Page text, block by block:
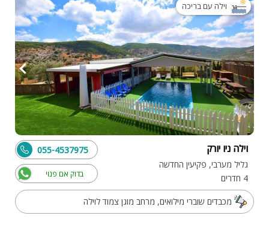
וילה עם בריכה
וילה ניו יורק
גליל מערבי, פקיעין החדשה
4 חדרים
בדוק אם פנוי
055-4537975
מכבדים שוברי מילואים, מרחב מוגן צמוד לוילה